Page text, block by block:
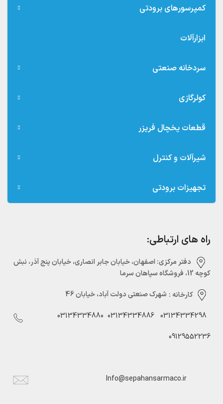
کمپرسورهای برودتی
ابزارآلات
سردخانه صنعتی
کولرگازی
قطعات یخچال فریزر
شیرآلات و کنترل
تجهیزات برودتی
راه های ارتباطی:
دفتر مرکزی:‌ اصفهان، خیابان جابر انصاری، خیابان پنج آذر، نبش
کوچه 12، فروشگاه سپاهان سرما
کارخانه : شهرک صنعتی دولت آباد، خیابان 46
03134334298
03134334886
03134334880
09129552236
Info@sepahansarmaco.ir